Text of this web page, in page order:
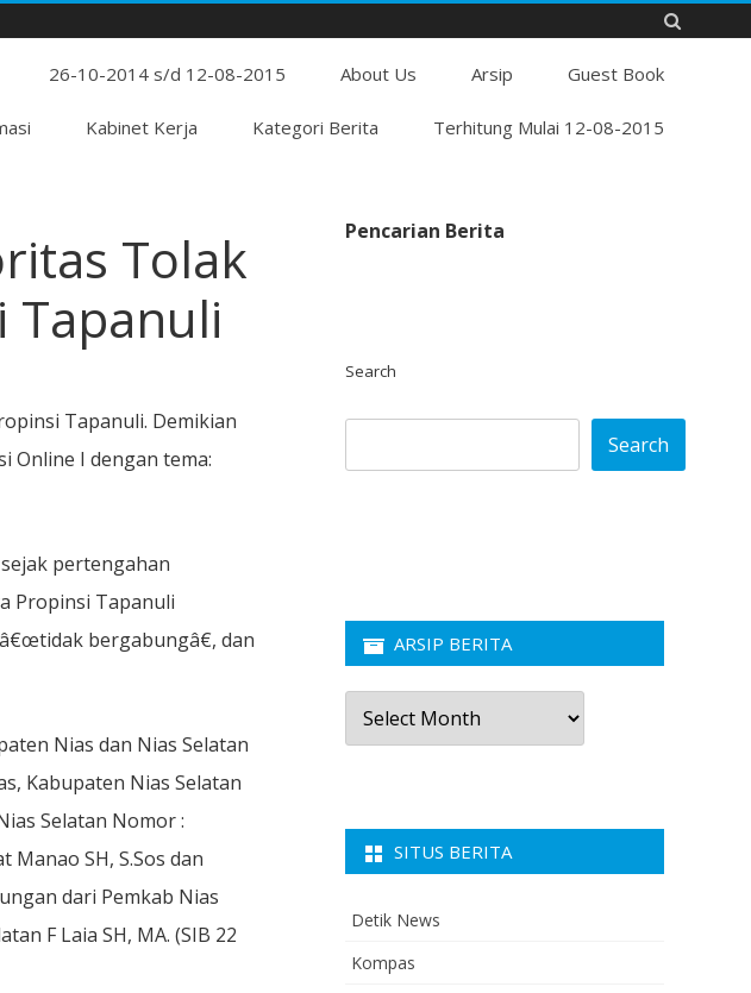
to
26-10-2014 s/d 12-08-2015 About Us Arsip Guest Book
Kabinet Kerja Kategori Berita Terhitung Mulai 12-08-2015
Tolak
Tapanuli
Tapanuli. Demikian
Online I dengan tema:
pertengahan
Propinsi Tapanuli
bergabungâ€, dan
Nias dan Nias Selatan
Kabupaten Nias Selatan
Selatan Nomor :
Manao SH, S.Sos dan
dari Pemkab Nias
F Laia SH, MA. (SIB 22
Pencarian Berita
Search
Search
ARSIP BERITA
Arsip
Berita
SITUS BERITA
Detik News
Kompas